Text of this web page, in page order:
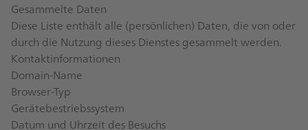
Gesammelte Daten
Diese Liste enthält alle (persönlichen) Daten, die von oder
durch die Nutzung dieses Dienstes gesammelt werden.
Kontaktinformationen
Domain-Name
Browser-Typ
Gerätebestriebssystem
Datum und Uhrzeit des Besuchs